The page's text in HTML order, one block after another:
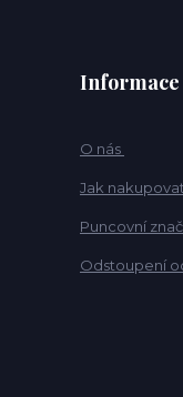
O nás
Jak nakupovat
Puncovní
Odstoupení